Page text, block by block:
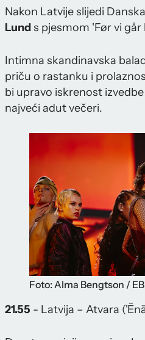
Nakon Latvije slijedi
Lunds pjesmom 'Før vi går
Intimna skandinavska
priču o rastanku i
bi upravo iskrenost
najveći adut večeri.
Foto: Alma Bengtson /
21.55 - Latvija – Atvara